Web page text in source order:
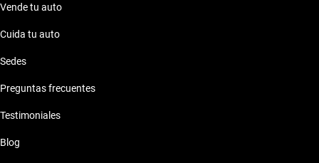
Vende tu auto
Cuida tu auto
Sedes
Preguntas frecuentes
Testimoniales
Blog